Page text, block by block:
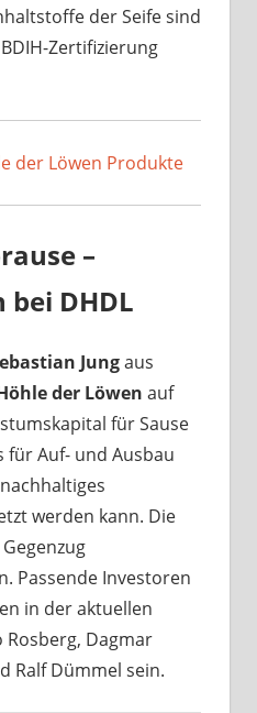
der Seife sind
Zertifizierung
der Löwen Produkte
–
bei DHDL
Jungaus
der Löwen auf
für Sause
für Auf- und Ausbau
werden kann. Die
Passende Investoren
in der aktuellen
Rosberg, Dagmar
Ralf Dümmel sein.